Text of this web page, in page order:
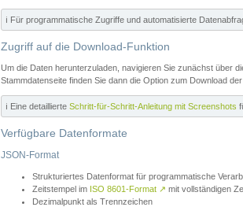
ℹ️ Für programmatische Zugriffe und automatisierte
Zugriff auf die Download-Funktion
Um die Daten herunterzuladen, navigieren Sie zunächst über
Stammdatenseite finden Sie dann die Option zum Download
ℹ️ Eine detaillierte Schritt-für-Schritt-Anleitung mit Screenshots
Verfügbare Datenformate
JSON-Format
Strukturiertes Datenformat für programmatische
Zeitstempel im ISO 8601-Format ↗ mit vollständigen
Dezimalpunkt als Trennzeichen